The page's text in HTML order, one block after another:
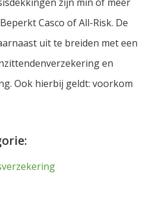
Casco of All-Risk. De
uit te breiden met een
en
Ook hierbij geldt: voorkom